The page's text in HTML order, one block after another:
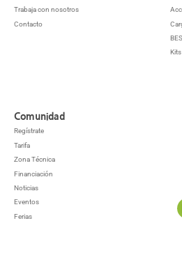
Trabaja con nosotros
Contacto
Comunidad
Regístrate
Tarifa
Zona Técnica
Financiación
Noticias
Eventos
Ferias